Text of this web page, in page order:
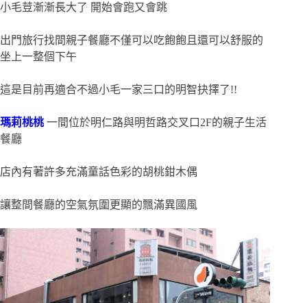
小毛荳漸漸長大了 開始會跑又會跳
出門旅行找間親子餐廳不僅可以吃飽飽且還可以舒服的
坐上一整個下午
這是目前再適合不過小毛一家三口的明智抉擇了!!
瑪莉桃桃一間位於明仁路與明哲路交叉口2F的親子生活
餐廳
店內有著許多充滿童話色彩的胡桃鉗木偶
讓整間餐廳的空氣氛圍更顯的飄滿異國風